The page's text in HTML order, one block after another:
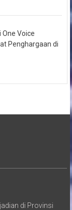
One Voice
Penghargaan di
di Provinsi